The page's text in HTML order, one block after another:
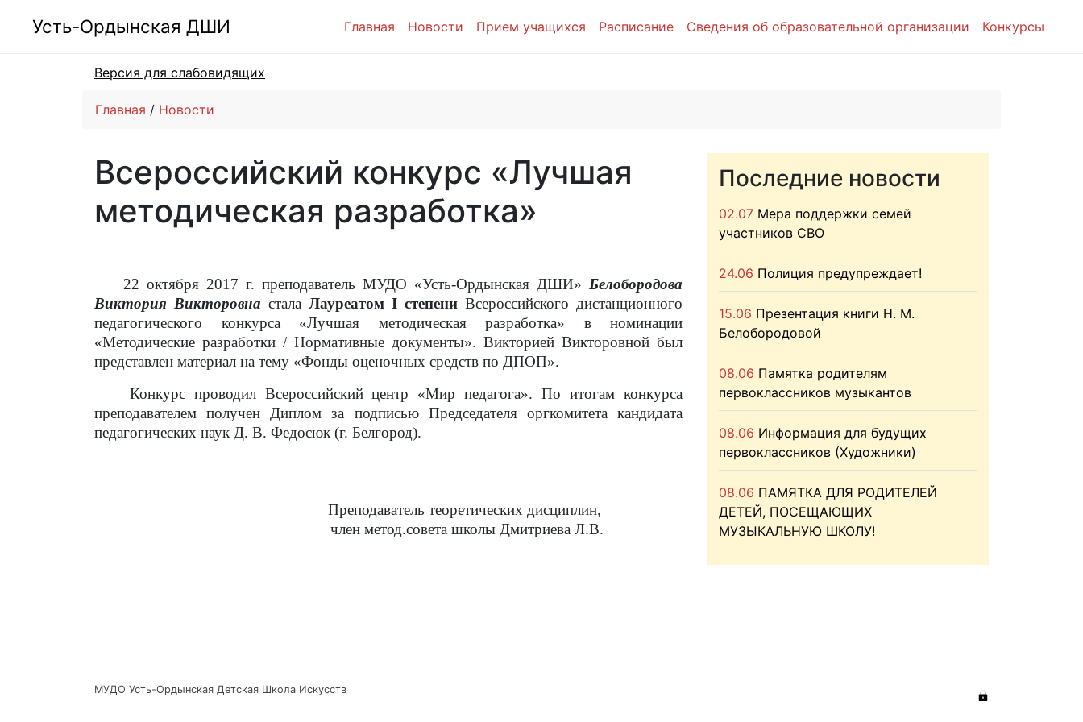
Усть-Ордынская ДШИ Главная Новости Прием учащихся Расписание Сведения об образовательной организации Конкурсы
Версия для слабовидящих
Главная Новости
Всероссийский конкурс «Лучшая
методическая разработка»
22 октября 2017 г. преподаватель МУДО «Усть-Ордынская ДШИ» Белобородова
Виктория Викторовна стала Лауреатом I степени Всероссийского дистанционного
педагогического конкурса «Лучшая методическая разработка» в номинации
«Методические разработки / Нормативные документы». Викторией Викторовной был
представлен материал на тему «Фонды оценочных средств по ДПОП».
Конкурс проводил Всероссийский центр «Мир педагога». По итогам конкурса
преподавателем получен Диплом за подписью Председателя оргкомитета кандидата
педагогических наук Д. В. Федосюк (г. Белгород).
Преподаватель теоретических дисциплин,
член метод.совета школы Дмитриева Л.В.
Последние новости
02.07 Мера поддержки семей
участников СВО
24.06 Полиция предупреждает!
15.06 Презентация книги Н. М.
Белобородовой
08.06 Памятка родителям
первоклассников музыкантов
08.06 Информация для будущих
первоклассников (Художники)
08.06 ПАМЯТКА ДЛЯ РОДИТЕЛЕЙ
ДЕТЕЙ, ПОСЕЩАЮЩИХ
МУЗЫКАЛЬНУЮ ШКОЛУ!
МУДО Усть-Ордынская Детская Школа Искусств